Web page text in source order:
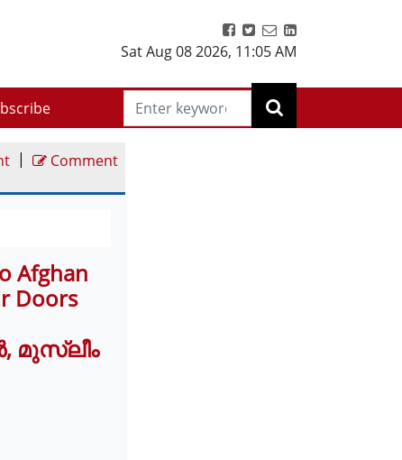
Sat Aug 08 2026, 11:05 AM
| Comment
Afghan
Doors
മുസ്ലീം